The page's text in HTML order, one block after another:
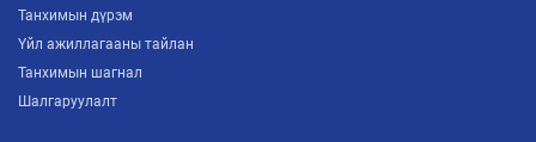
Танхимын дүрэм
Үйл ажиллагааны тайлан
Танхимын шагнал
Шалгаруулалт